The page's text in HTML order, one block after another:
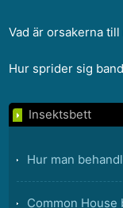
Vad är orsakerna
Hur sprider sig
Insektsbett
Hur man
Common